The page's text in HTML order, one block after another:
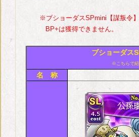
※ブショーダスSPmini【謀叛令
BP+は獲得できません。
ブショーダス
※こちらで紹
名 称